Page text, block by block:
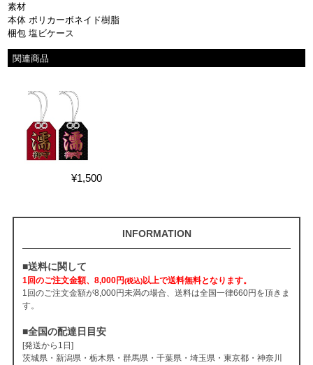
素材
本体 ポリカーボネイド樹脂
梱包 塩ビケース
関連商品
¥1,500
INFORMATION
■送料に関して
1回のご注文金額、8,000円(税込)以上で送料無料となります。
1回のご注文金額が8,000円未満の場合、送料は全国一律660円を頂きま
す。
■全国の配達日目安
[発送から1日]
茨城県・新潟県・栃木県・群馬県・千葉県・埼玉県・東京都・神奈川